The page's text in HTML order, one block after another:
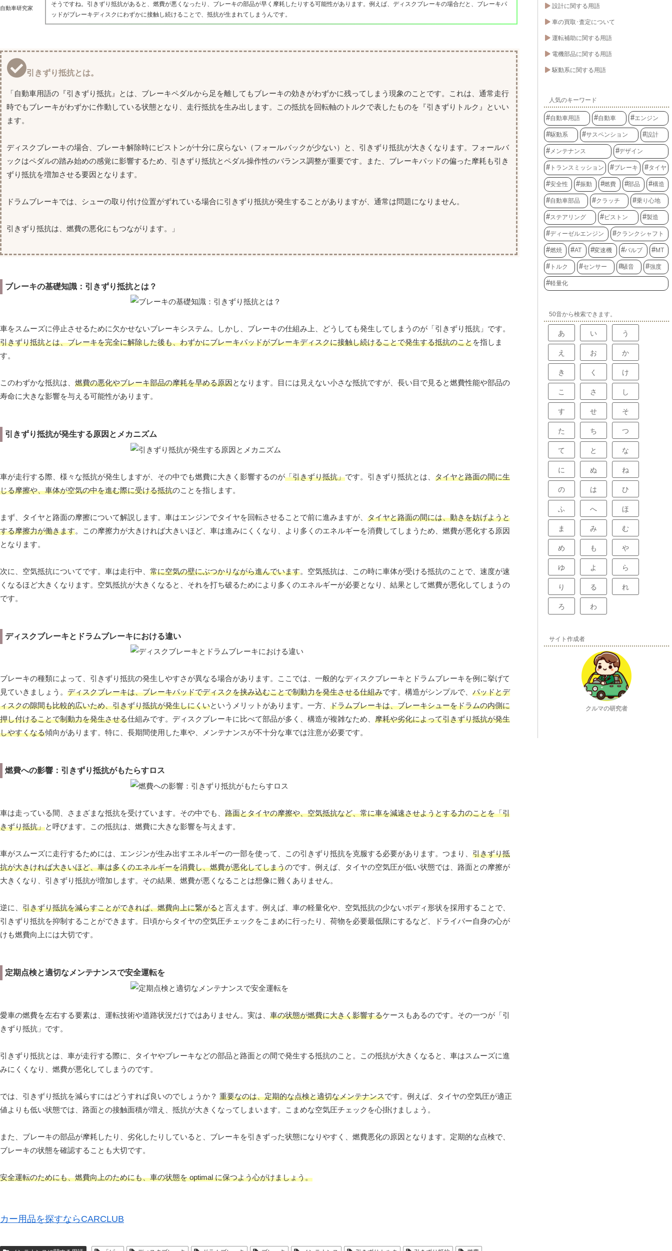
自動車研究家
そうですね。引きずり抵抗があると、燃費が悪くなったり、ブレーキの部品が早く摩耗したりする可能性があります。例えば、ディスクブレーキの場合だと、ブレーキパ
ッドがブレーキディスクにわずかに接触し続けることで、抵抗が生まれてしまうんです。
引きずり抵抗とは。
「自動車用語の『引きずり抵抗』とは、ブレーキペダルから足を離してもブレーキの効きがわずかに残ってしまう現象のことです。これは、通常走行
時でもブレーキがわずかに作動している状態となり、走行抵抗を生み出します。この抵抗を回転軸のトルクで表したものを『引きずりトルク』といい
ます。
ディスクブレーキの場合、ブレーキ解除時にピストンが十分に戻らない（フォールバックが少ない）と、引きずり抵抗が大きくなります。フォールバ
ックはペダルの踏み始めの感覚に影響するため、引きずり抵抗とペダル操作性のバランス調整が重要です。また、ブレーキパッドの偏った摩耗も引き
ずり抵抗を増加させる要因となります。
ドラムブレーキでは、シューの取り付け位置がずれている場合に引きずり抵抗が発生することがありますが、通常は問題になりません。
引きずり抵抗は、燃費の悪化にもつながります。」
ブレーキの基礎知識：引きずり抵抗とは？
車をスムーズに停止させるために欠かせないブレーキシステム。しかし、ブレーキの仕組み上、どうしても発生してしまうのが「引きずり抵抗」です。
引きずり抵抗とは、ブレーキを完全に解除した後も、わずかにブレーキパッドがブレーキディスクに接触し続けることで発生する抵抗のことを指しま
す。
このわずかな抵抗は、 燃費の悪化やブレーキ部品の摩耗を早める原因となります。目には見えない小さな抵抗ですが、長い目で見ると燃費性能や部品の
寿命に大きな影響を与える可能性があります。
引きずり抵抗が発生する原因とメカニズム
車が走行する際、様々な抵抗が発生しますが、その中でも燃費に大きく影響するのが「引きずり抵抗」です。引きずり抵抗とは、 タイヤと路面の間に生
じる摩擦や、車体が空気の中を進む際に受ける抵抗のことを指します。
まず、タイヤと路面の摩擦について解説します。車はエンジンでタイヤを回転させることで前に進みますが、 タイヤと路面の間には、動きを妨げようと
する摩擦力が働きます。この摩擦力が大きければ大きいほど、車は進みにくくなり、より多くのエネルギーを消費してしまうため、燃費が悪化する原因
となります。
次に、空気抵抗についてです。車は走行中、 常に空気の壁にぶつかりながら進んでいます。空気抵抗は、この時に車体が受ける抵抗のことで、速度が速
くなるほど大きくなります。空気抵抗が大きくなると、それを打ち破るためにより多くのエネルギーが必要となり、結果として燃費が悪化してしまうの
です。
ディスクブレーキとドラムブレーキにおける違い
ブレーキの種類によって、引きずり抵抗の発生しやすさが異なる場合があります。ここでは、一般的なディスクブレーキとドラムブレーキを例に挙げて
見ていきましょう。 ディスクブレーキは、ブレーキパッドでディスクを挟み込むことで制動力を発生させる仕組みです。構造がシンプルで、 パッドとデ
ィスクの隙間も比較的広いため、引きずり抵抗が発生しにくいというメリットがあります。一方、 ドラムブレーキは、ブレーキシューをドラムの内側に
押し付けることで制動力を発生させる仕組みです。ディスクブレーキに比べて部品が多く、構造が複雑なため、 摩耗や劣化によって引きずり抵抗が発生
しやすくなる傾向があります。特に、長期間使用した車や、メンテナンスが不十分な車では注意が必要です。
燃費への影響：引きずり抵抗がもたらすロス
車は走っている間、さまざまな抵抗を受けています。その中でも、 路面とタイヤの摩擦や、空気抵抗など、常に車を減速させようとする力のことを「引
きずり抵抗」と呼びます。この抵抗は、燃費に大きな影響を与えます。
車がスムーズに走行するためには、エンジンが生み出すエネルギーの一部を使って、この引きずり抵抗を克服する必要があります。つまり、 引きずり抵
抗が大きければ大きいほど、車は多くのエネルギーを消費し、燃費が悪化してしまうのです。例えば、タイヤの空気圧が低い状態では、路面との摩擦が
大きくなり、引きずり抵抗が増加します。その結果、燃費が悪くなることは想像に難くありません。
逆に、 引きずり抵抗を減らすことができれば、燃費向上に繋がると言えます。例えば、車の軽量化や、空気抵抗の少ないボディ形状を採用することで、
引きずり抵抗を抑制することができます。日頃からタイヤの空気圧チェックをこまめに行ったり、荷物を必要最低限にするなど、ドライバー自身の心が
けも燃費向上には大切です。
定期点検と適切なメンテナンスで安全運転を
愛車の燃費を左右する要素は、運転技術や道路状況だけではありません。実は、 車の状態が燃費に大きく影響するケースもあるのです。その一つが「引
きずり抵抗」です。
引きずり抵抗とは、車が走行する際に、タイヤやブレーキなどの部品と路面との間で発生する抵抗のこと。この抵抗が大きくなると、車はスムーズに進
みにくくなり、燃費が悪化してしまうのです。
では、引きずり抵抗を減らすにはどうすれば良いのでしょうか？ 重要なのは、定期的な点検と適切なメンテナンスです。例えば、タイヤの空気圧が適正
値よりも低い状態では、路面との接触面積が増え、抵抗が大きくなってしまいます。こまめな空気圧チェックを心掛けましょう。
また、ブレーキの部品が摩耗したり、劣化したりしていると、ブレーキを引きずった状態になりやすく、燃費悪化の原因となります。定期的な点検で、
ブレーキの状態を確認することも大切です。
安全運転のためにも、燃費向上のためにも、車の状態を optimal に保つよう心がけましょう。
カー用品を探すならCARCLUB
設計に関する用語
車の買取･査定について
運転補助に関する用語
電機部品に関する用語
駆動系に関する用語
人気のキーワード
自動車用語 自動車 エンジン
駆動系 サスペンション 設計
メンテナンス デザイン
トランスミッション ブレーキ タイヤ
安全性 振動 燃費 部品 構造
自動車部品 クラッチ 乗り心地
ステアリング ピストン 製造
ディーゼルエンジン クランクシャフト
燃焼 AT 変速機 バルブ MT
トルク センサー 騒音 強度
軽量化
50音から検索できます。
あ い う
え お か
き く け
こ さ し
す せ そ
た ち つ
て と な
に ぬ ね
の は ひ
ふ へ ほ
ま み む
め も や
ゆ よ ら
り る れ
ろ わ
サイト作成者
クルマの研究者